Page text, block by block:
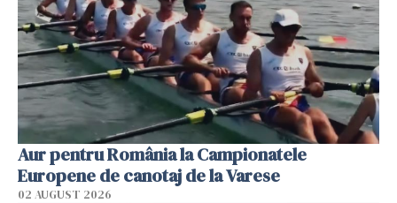
Aur pentru România la Campionatele
Europene de canotaj de la Varese
02 AUGUST 2026